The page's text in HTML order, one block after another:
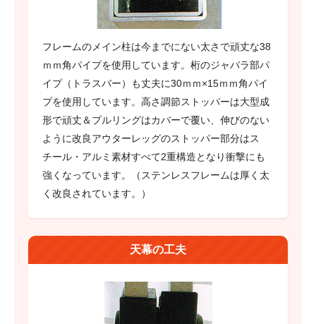
フレームのメイン柱は今までにない太さで頑丈な38
ｍｍ角パイプを使用しています。桁のジャバラ部パ
イプ（トラスバー）も丈夫に30ｍｍ×15ｍｍ角パイ
プを使用しています。高さ調節ストッパーは大型成
形で頑丈＆プルリングはカバーで覆い、伸びのない
ように改良アウターレッグのストッパー部分はス
チール・アルミ素材すべて2重構造となり衝撃にも
強くなっています。（ステンレスフレームは厚く太
く改良されています。）
天幕の工夫